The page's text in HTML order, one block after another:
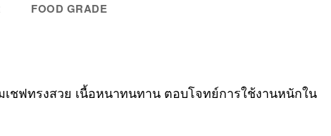
FOOD GRADE
ชฟทรงสวย เนื้อหนาทนทาน ตอบโจทย์การใช้งานหนักใน